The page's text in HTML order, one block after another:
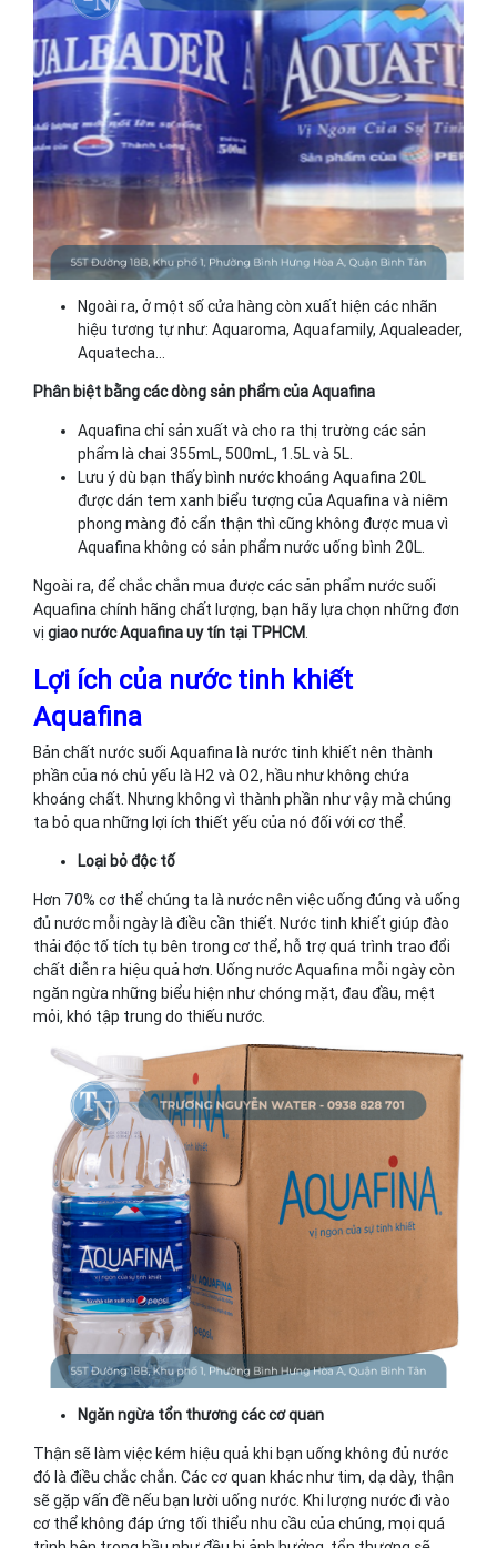
Ngoài ra, ở một số cửa hàng còn xuất hiện các nhãn
hiệu tương tự như: Aquaroma, Aquafamily, Aqualeader,
Aquatecha…
Phân biệt bằng các dòng sản phẩm của Aquafina
Aquafina chỉ sản xuất và cho ra thị trường các sản
phẩm là chai 355mL, 500mL, 1.5L và 5L.
Lưu ý dù bạn thấy bình nước khoáng Aquafina 20L
được dán tem xanh biểu tượng của Aquafina và niêm
phong màng đỏ cẩn thận thì cũng không được mua vì
Aquafina không có sản phẩm nước uống bình 20L.
Ngoài ra, để chắc chắn mua được các sản phẩm nước suối
Aquafina chính hãng chất lượng, bạn hãy lựa chọn những đơn
vị giao nước Aquafina uy tín tại TPHCM
Lợi ích của nước tinh khiết
Aquafina
Bản chất nước suối Aquafina là nước tinh khiết nên thành
phần của nó chủ yếu là H2 và O2, hầu như không chứa
khoáng chất. Nhưng không vì thành phần như vậy mà chúng
ta bỏ qua những lợi ích thiết yếu của nó đối với cơ thể.
Loại bỏ độc tố
Hơn 70% cơ thể chúng ta là nước nên việc uống đúng và uống
đủ nước mỗi ngày là điều cần thiết. Nước tinh khiết giúp đào
thải độc tố tích tụ bên trong cơ thể, hỗ trợ quá trình trao đổi
chất diễn ra hiệu quả hơn. Uống nước Aquafina mỗi ngày còn
ngăn ngừa những biểu hiện như chóng mặt, đau đầu, mệt
mỏi, khó tập trung do thiếu nước.
Ngăn ngừa tổn thương các cơ quan
Thận sẽ làm việc kém hiệu quả khi bạn uống không đủ nước
đó là điều chắc chắn. Các cơ quan khác như tim, dạ dày, thận
sẽ gặp vấn đề nếu bạn lười uống nước. Khi lượng nước đi vào
cơ thể không đáp ứng tối thiểu nhu cầu của chúng, mọi quá